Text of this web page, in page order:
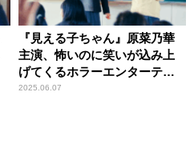
『見える子ちゃん』原菜乃華
主演、怖いのに笑いが込み上
げてくるホラーエンターテイ
メント
2025.06.07